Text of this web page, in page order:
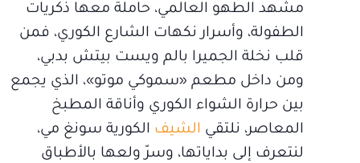
مشهد الطهو العالمي، حاملة معها ذكريات
الطفولة، وأسرار نكهات الشارع الكوري، فمن
قلب نخلة الجميرا بالم ويست بيتش بدبي،
ومن داخل مطعم «سموكي موتو»، الذي يجمع
بين حرارة الشواء الكوري وأناقة المطبخ
المعاصر، نلتقي الشيف الكورية سونغ مي،
لنتعرف إلى بداياتها، وسرّ ولعها بالأطباق